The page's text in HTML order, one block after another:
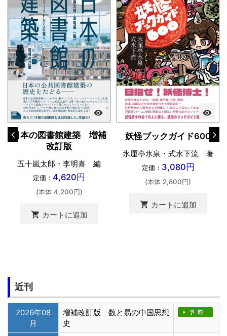
visibility
日本の図書館建築 増補
改訂版
五十嵐太郎・李明喜 編
定価： 4,620円
(本体 4,200円)
shopping_cart カートに追加
visibility
妖怪ブックガイド600
氷厘亭氷泉・式水下流 著
定価： 3,080円
(本体 2,800円)
shopping_cart カートに追加
近刊
2026年08
月
増補改訂版 数と易の中国思想
史